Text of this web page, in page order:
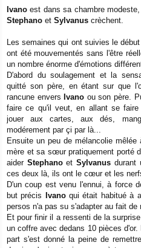
s
s
e
Ivano est dans sa chambre
Stephano et Sylvanus crèchent.
Les semaines qui ont suivies le
ont été mouvementés sans l'être
un nombre énorme d'émotions
D'abord du soulagement et la
quitté son père, en étant sur que
rancune envers Ivano ou son père.
faire ce qu'il veut, en allant se
jouer aux cartes, aux dés,
modérement par çi par là...
Ensuite un peu de mélancolie
mère et sa sœur pratiquement porté
aider StephanoetSylvanus durant
ces deux là, ils ont le cœur et les
D'un coup est venu l'ennui, à force
but précis
Ivanoqui était habitué à
persos n'a pas su s'adapter au fait
Et pour finir il a ressenti de la
un coffre avec dedans 10 pièces d'or.
part s'est donné la peine de